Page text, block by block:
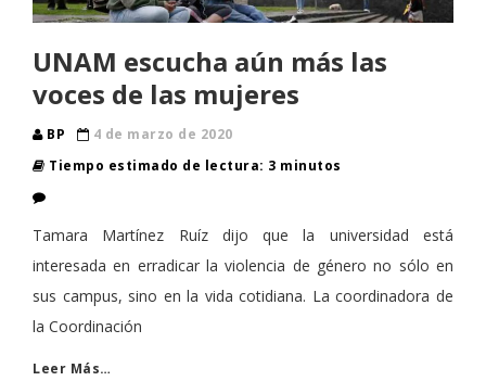
UNAM escucha aún más las
voces de las mujeres
BP
4 de marzo de 2020
Tiempo estimado de lectura: 3 minutos
Tamara Martínez Ruíz dijo que la universidad está
interesada en erradicar la violencia de género no sólo en
sus campus, sino en la vida cotidiana. La coordinadora de
la Coordinación
Leer Más…